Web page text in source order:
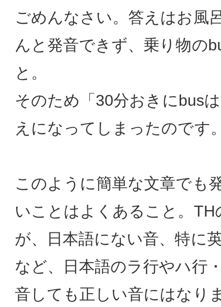
ごめんなさい。答えはお風
んと発音できず、乗り物の
と。
そのため「30分おきにbus
えになってしまったのです
このように簡単な文章でも
いことはよくあること。
が、日本語にない音、特に
など、日本語のラ行やハ行
音しても正しい音にはなり